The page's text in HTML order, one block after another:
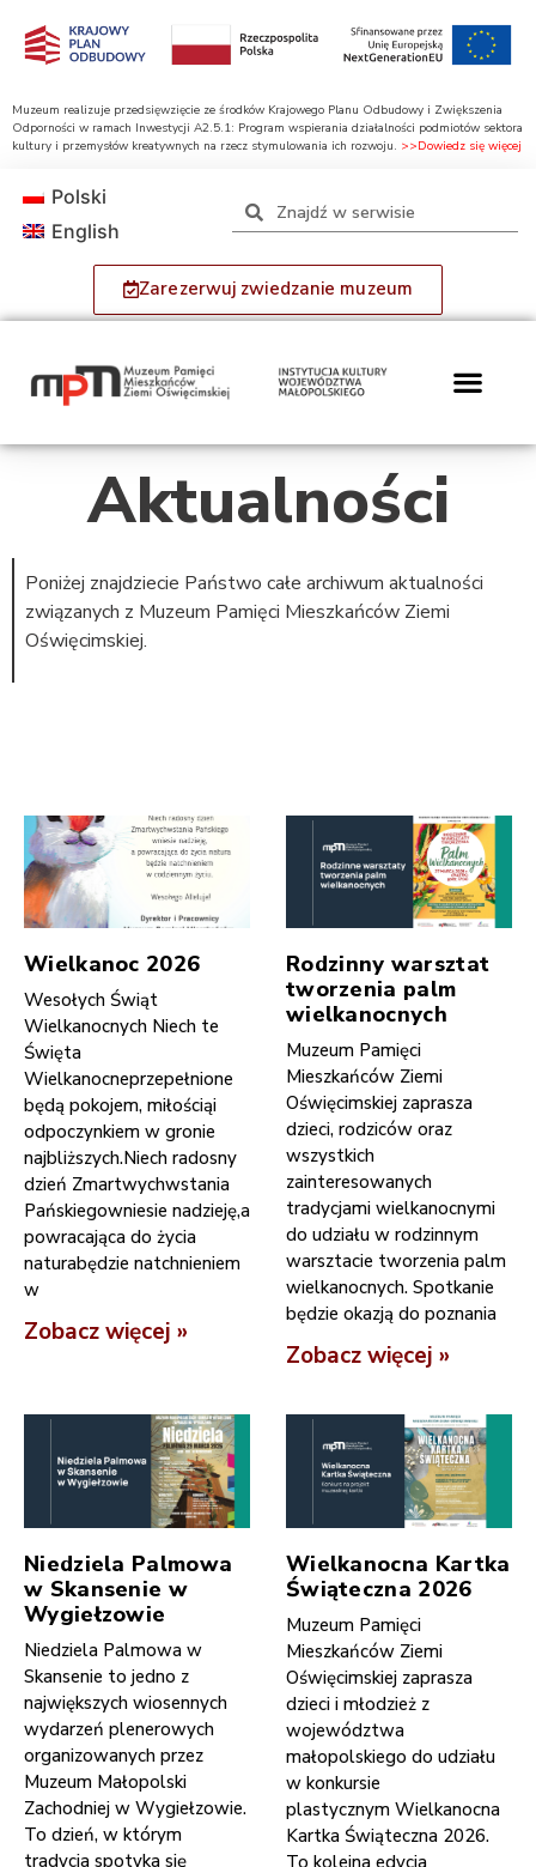
Muzeum realizuje przedsięwzięcie ze środków Krajowego Planu Odbudowy i Zwiększenia
Odporności w ramach Inwestycji A2.5.1: Program wspierania działalności podmiotów sektora
kultury i przemysłów kreatywnych na rzecz stymulowania ich rozwoju. >>Dowiedz się więcej
Zarezerwuj zwiedzanie muzeum
Polski
English
Aktualności
Poniżej znajdziecie Państwo całe archiwum aktualności
związanych z Muzeum Pamięci Mieszkańców Ziemi
Oświęcimskiej.
Wielkanoc 2026
Wesołych Świąt
Wielkanocnych Niech te
Święta
Wielkanocneprzepełnione
będą pokojem, miłościąi
odpoczynkiem w gronie
najbliższych.Niech radosny
dzień Zmartwychwstania
Pańskiegowniesie nadzieję,a
powracająca do życia
naturabędzie natchnieniem
w
Zobacz więcej »
Rodzinny warsztat
tworzenia palm
wielkanocnych
Muzeum Pamięci
Mieszkańców Ziemi
Oświęcimskiej zaprasza
dzieci, rodziców oraz
wszystkich
zainteresowanych
tradycjami wielkanocnymi
do udziału w rodzinnym
warsztacie tworzenia palm
wielkanocnych. Spotkanie
będzie okazją do poznania
Zobacz więcej »
Niedziela Palmowa
w Skansenie w
Wygiełzowie
Niedziela Palmowa w
Skansenie to jedno z
największych wiosennych
wydarzeń plenerowych
organizowanych przez
Muzeum Małopolski
Zachodniej w Wygiełzowie.
To dzień, w którym
tradycja spotyka się
Wielkanocna Kartka
Świąteczna 2026
Muzeum Pamięci
Mieszkańców Ziemi
Oświęcimskiej zaprasza
dzieci i młodzież z
województwa
małopolskiego do udziału
w konkursie
plastycznym Wielkanocna
Kartka Świąteczna 2026.
To kolejna edycja